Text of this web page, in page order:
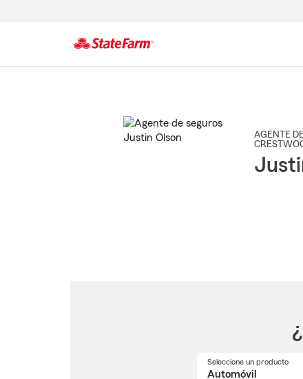
AGENTE
Seleccione un producto